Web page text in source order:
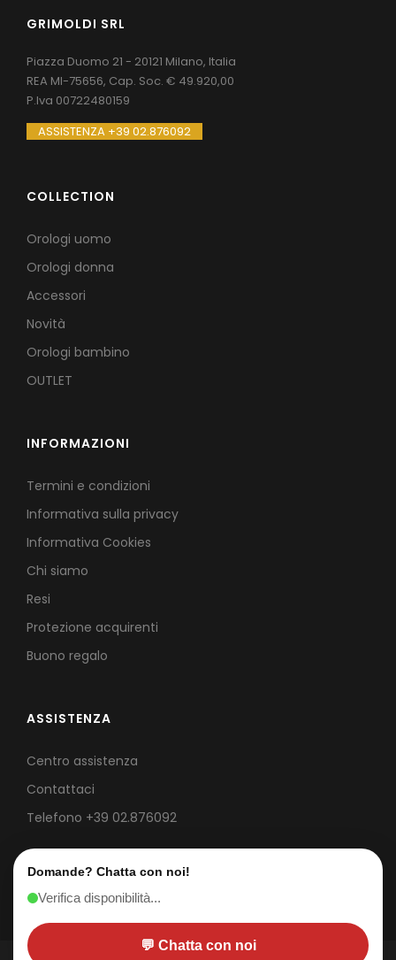
GRIMOLDI SRL
Piazza Duomo 21 - 20121 Milano, Italia
REA MI-75656, Cap. Soc. € 49.920,00
P.Iva 00722480159
ASSISTENZA +39 02.876092
COLLECTION
Orologi uomo
Orologi donna
Accessori
Novità
Orologi bambino
OUTLET
INFORMAZIONI
Termini e condizioni
Informativa sulla privacy
Informativa Cookies
Chi siamo
Resi
Protezione acquirenti
Buono regalo
ASSISTENZA
Centro assistenza
Contattaci
Telefono +39 02.876092
Domande? Chatta con noi!
Verifica disponibilità...
💬 Chatta con noi